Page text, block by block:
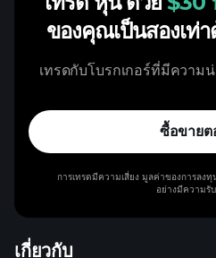
เกี่ยวกับ
ของคุณเป็นสองเท่
เทรดกับโบรกเกอร์ที่มีความ
ซื้อขาย
การเทรดมีความเสี่ยง มูลค่าของการลง
อย่างมีความรั